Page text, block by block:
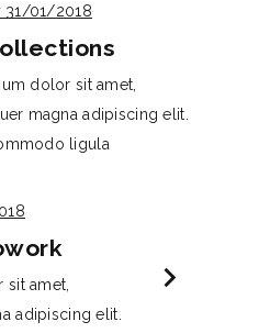
31/01/2018
dolor sit amet,
magna adipiscing elit.
ligula
sit amet,
adipiscing elit.
chevron_right